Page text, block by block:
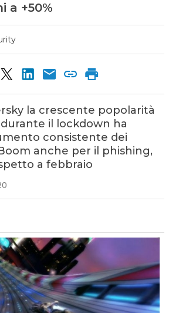
a +50%
la crescente popolarità
il lockdown ha
consistente dei
anche per il phishing,
a febbraio